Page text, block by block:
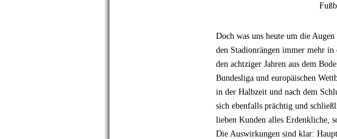
Doch was uns heute um die
den Stadionrängen immer mehr
den achtziger Jahren aus dem
Bundesliga und europäischen
in der Halbzeit und nach dem
sich ebenfalls prächtig und
lieben Kunden alles Erdenkliche,
Die Auswirkungen sind klar: